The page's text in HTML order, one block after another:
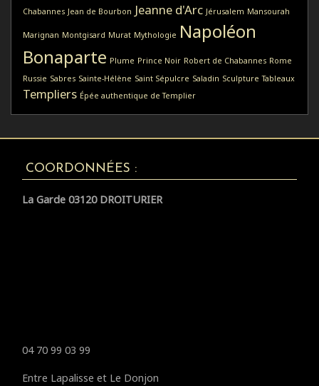
Chabannes Jean de Bourbon Jeanne d'Arc Jérusalem Mansourah
Marignan Montgisard Murat Mythologie Napoléon
Bonaparte Plume Prince Noir Robert de Chabannes Rome
Russie Sabres Sainte-Hélène Saint Sépulcre Saladin Sculpture Tableaux
Templiers Épée authentique de Templier
COORDONNÉES :
La Garde 03120 DROITURIER
04 70 99 03 99
Entre Lapalisse et Le Donjon